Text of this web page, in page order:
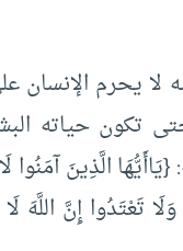
يحرم الإنسان
تكون حياته
الَّذِينَ
تَعْتَدُوا إِنَّ اللَّهَ